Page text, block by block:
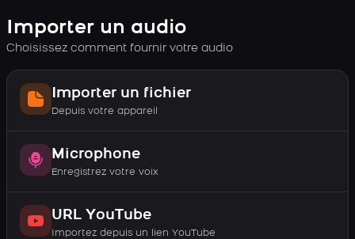
Importer un audio
Choisissez comment fournir votre audio
Importer un fichier
Depuis votre appareil
Microphone
Enregistrez votre voix
URL YouTube
Importez depuis un lien YouTube